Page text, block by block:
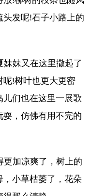
发呢!石子小路上的
妹妹又在这里撒起了
呢!树叶也更大更密
们也在这里一展歌
，仿佛有用不完的
更加凉爽了，树上的
小草枯萎了，花朵